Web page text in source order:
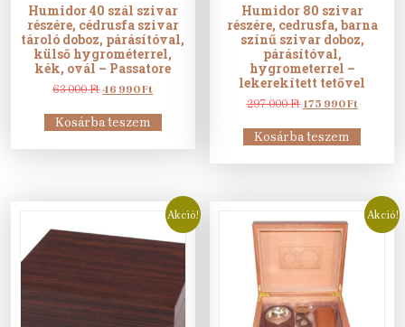
Humidor 40 szál szivar
részére, cédrusfa szivar
tároló doboz, párásítóval,
külső hygrométerrel,
kék, ovál – Passatore
63 000FtOriginal
was:
63
46 990FtCurrent
is:
46
Kosárba teszem
Humidor 80 szivar
részére, cedrusfa, barna
színű szivar doboz,
párásítóval,
hygrometerrel –
lekerekített tetővel
297 000Ft Original
was:
297
175 990FtCurrent
is:
175
Kosárba teszem
Akció! Akció!